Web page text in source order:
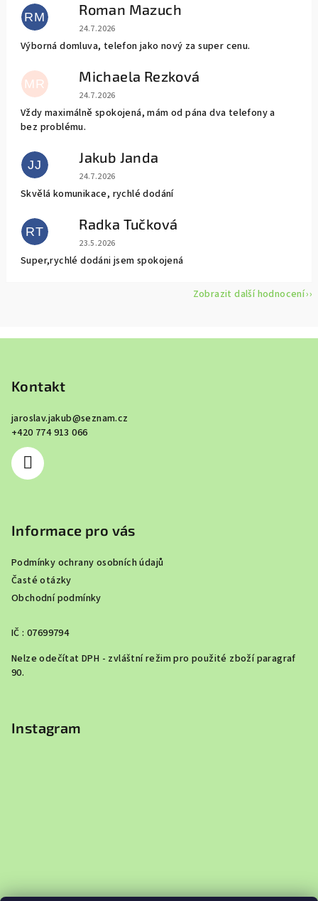
RM Roman Mazuch
Hodnocení obchodu je 5 z 5 hvězdiček.
24.7.2026
Výborná domluva, telefon jako nový za super cenu.
MR Michaela Rezková
Hodnocení obchodu je 5 z 5 hvězdiček.
24.7.2026
Vždy maximálně spokojená, mám od pána dva telefony a
bez problému.
JJ Jakub Janda
Hodnocení obchodu je 5 z 5 hvězdiček.
24.7.2026
Skvělá komunikace, rychlé dodání
RT Radka Tučková
Hodnocení obchodu je 5 z 5 hvězdiček.
23.5.2026
Super,rychlé dodáni jsem spokojená
Zobrazit další hodnocení
Kontakt
jaroslav.jakub@seznam.cz
+420 774 913 066
Informace pro vás
Podmínky ochrany osobních údajů
Časté otázky
Obchodní podmínky
IČ : 07699794
Nelze odečítat DPH - zvláštní režim pro použité zboží paragraf
90.
Instagram